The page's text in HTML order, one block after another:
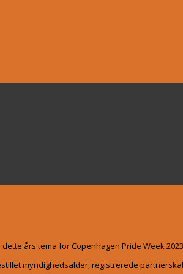
års tema for Copenhagen Pride Week
myndighedsalder, registrerede